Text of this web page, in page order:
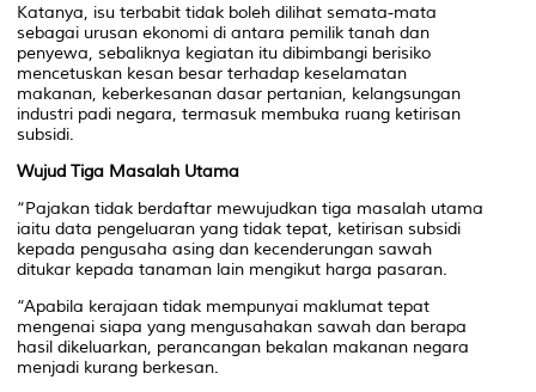
Katanya, isu terbabit tidak boleh dilihat semata-mata
sebagai urusan ekonomi di antara pemilik tanah dan
penyewa, sebaliknya kegiatan itu dibimbangi berisiko
mencetuskan kesan besar terhadap keselamatan
makanan, keberkesanan dasar pertanian, kelangsungan
industri padi negara, termasuk membuka ruang ketirisan
subsidi.
Wujud Tiga Masalah Utama
“Pajakan tidak berdaftar mewujudkan tiga masalah utama
iaitu data pengeluaran yang tidak tepat, ketirisan subsidi
kepada pengusaha asing dan kecenderungan sawah
ditukar kepada tanaman lain mengikut harga pasaran.
“Apabila kerajaan tidak mempunyai maklumat tepat
mengenai siapa yang mengusahakan sawah dan berapa
hasil dikeluarkan, perancangan bekalan makanan negara
menjadi kurang berkesan.